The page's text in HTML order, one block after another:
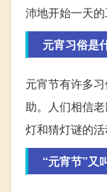
沛地开始一天的
元宵习俗是
元宵节有许多
助。人们相信
灯和猜灯谜的
“元宵节”又